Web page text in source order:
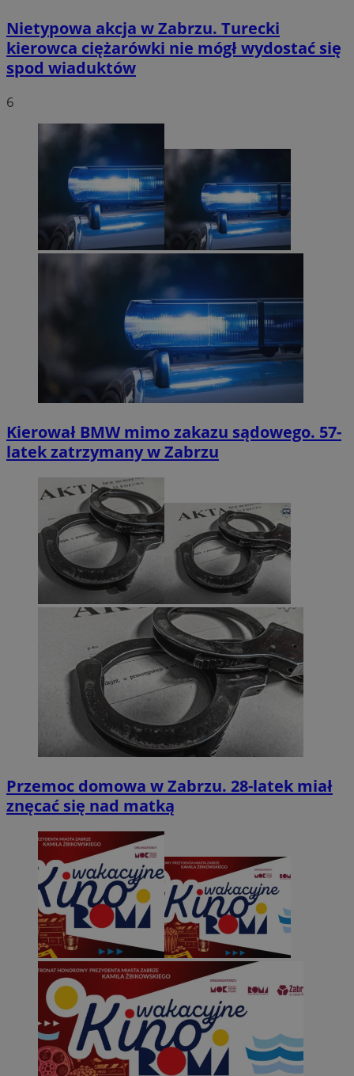
Nietypowa akcja w Zabrzu. Turecki
kierowca ciężarówki nie mógł wydostać się
spod wiaduktów
6
Kierował BMW mimo zakazu sądowego. 57-
latek zatrzymany w Zabrzu
Przemoc domowa w Zabrzu. 28-latek miał
znęcać się nad matką